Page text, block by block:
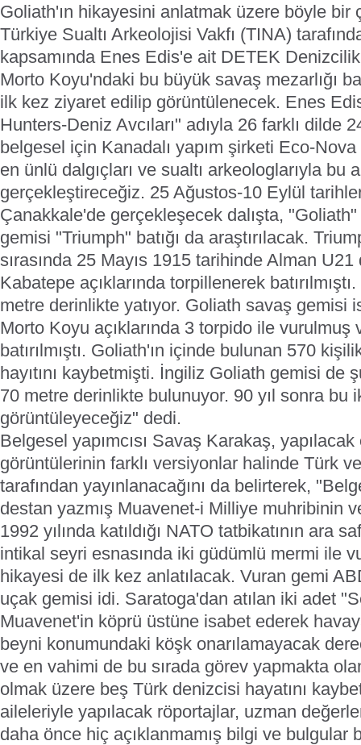
Goliath'ın hikayesini anlatmak üzere böyle bir
Türkiye Sualtı Arkeolojisi Vakfı (TINA)
kapsamında Enes Edis'e ait DETEK
Morto Koyu'ndaki bu büyük savaş mezarlığı
ilk kez ziyaret edilip görüntülenecek. Enes
Hunters-Deniz Avcıları" adıyla 26 farklı dilde
belgesel için Kanadalı yapım şirketi Eco-
en ünlü dalgıçları ve sualtı arkeologlarıyla bu
gerçekleştireceğiz. 25 Ağustos-10 Eylül
Çanakkale'de gerçekleşecek dalışta,
gemisi "Triumph" batığı da araştırılacak.
sırasında 25 Mayıs 1915 tarihinde Alman U21
Kabatepe açıklarında torpillenerek
metre derinlikte yatıyor. Goliath savaş gemisi
Morto Koyu açıklarında 3 torpido ile vurulmuş
batırılmıştı. Goliath'ın içinde bulunan 570
hayıtını kaybetmişti. İngiliz Goliath gemisi de
70 metre derinlikte bulunuyor. 90 yıl sonra bu
görüntüleyeceğiz" dedi.
Belgesel yapımcısı Savaş Karakaş, yapılacak
görüntülerinin farklı versiyonlar halinde Türk
tarafından yayınlanacağını da belirterek,
destan yazmış Muavenet-i Milliye muhribinin
1992 yılında katıldığı NATO tatbikatının ara
intikal seyri esnasında iki güdümlü mermi ile
hikayesi de ilk kez anlatılacak. Vuran gemi
uçak gemisi idi. Saratoga'dan atılan iki adet
Muavenet'in köprü üstüne isabet ederek
beyni konumundaki köşk onarılamayacak
ve en vahimi de bu sırada görev yapmakta
olmak üzere beş Türk denizcisi hayatını
aileleriyle yapılacak röportajlar, uzman
daha önce hiç açıklanmamış bilgi ve bulgular